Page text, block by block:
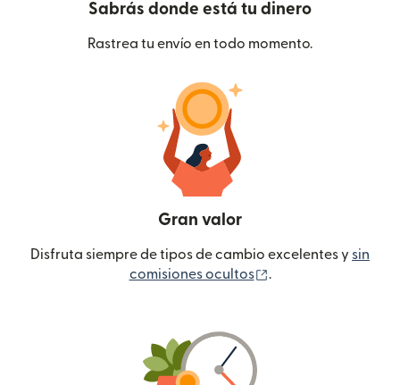
Sabrás donde está tu dinero
Rastrea tu envío en todo momento.
Gran valor
Disfruta siempre de tipos de cambio excelentes y sin
comisiones ocultos
.